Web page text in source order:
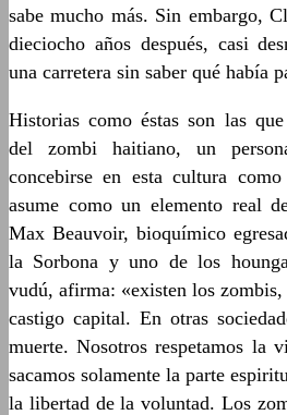
sabe mucho más. Sin embargo,
dieciocho años después, casi
una carretera sin saber qué había
Historias como éstas son las
del zombi haitiano, un
concebirse en esta cultura
asume como un elemento real
Max Beauvoir, bioquímico
la Sorbona y uno de los
vudú, afirma: «existen los
castigo capital. En otras
muerte. Nosotros respetamos la
sacamos solamente la parte
la libertad de la voluntad. Los